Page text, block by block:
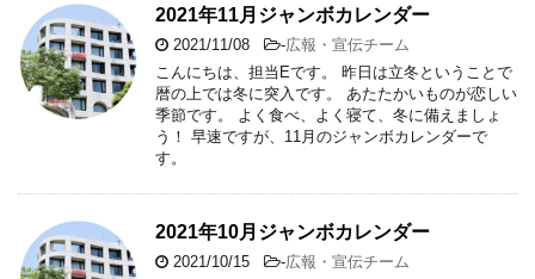
2021年11月ジャンボカレンダー
2021/11/08 -広報・宣伝チーム
こんにちは、担当Eです。 昨日は立冬ということで
暦の上では冬に突入です。 あたたかいものが恋しい
季節です。 よく食べ、よく寝て、冬に備えましょ
う！ 早速ですが、11月のジャンボカレンダーで
す。
2021年10月ジャンボカレンダー
2021/10/15 -広報・宣伝チーム